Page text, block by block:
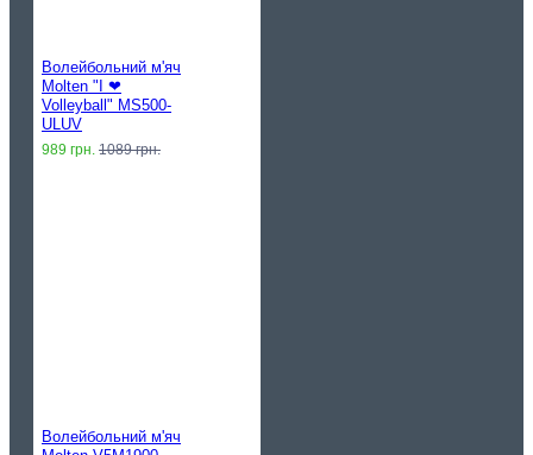
Волейбольний м'яч
Molten "I ❤︎
Volleyball" MS500-
ULUV
989 грн. 1089 грн.
Волейбольний м'яч